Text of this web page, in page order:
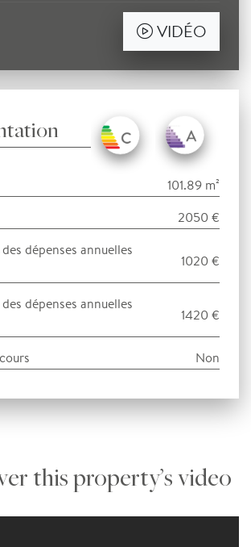
VIDÉO
101.89 m²
2050 €
dépenses annuelles
1020 €
dépenses annuelles
1420 €
Non
this property’s video